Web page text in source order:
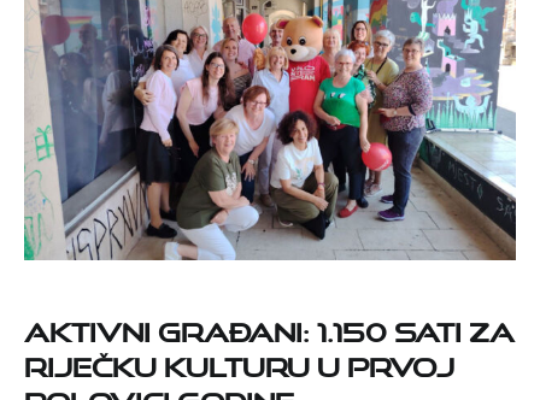
Aktivni građani: 1.150 sati za
riječku kulturu u prvoj